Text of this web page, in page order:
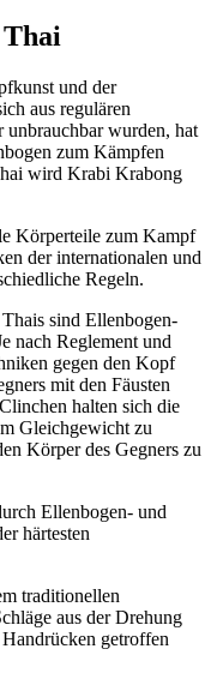
und der
aus regulären
unbrauchbar wurden, hat
zum Kämpfen
wird Krabi Krabong
Körperteile zum Kampf
der internationalen und
Regeln.
sind Ellenbogen-
nach Reglement und
gegen den Kopf
mit den Fäusten
halten sich die
Gleichgewicht zu
Körper des Gegners zu
Ellenbogen- und
härtesten
traditionellen
aus der Drehung
getroffen